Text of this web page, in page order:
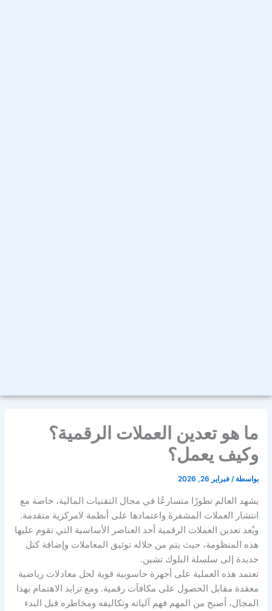
ما هو تعدين العملات الرقمية؟
وكيف يعمل؟
بواسطة/فبراير 26, 2026
يشهد العالم تطورًا متسارعًا في مجال التقنيات المالية، خاصة مع
انتشار العملات المشفرة واعتمادها على أنظمة لامركزية متقدمة.
ويُعد تعدين العملات الرقمية أحد العناصر الأساسية التي تقوم عليها
هذه المنظومة، حيث يتم من خلاله توثيق المعاملات وإضافة كتل
جديدة إلى سلسلة البلوك تشين.
تعتمد هذه العملية على أجهزة حاسوبية قوية لحل معادلات رياضية
معقدة مقابل الحصول على مكافآت رقمية. ومع تزايد الاهتمام بهذا
المجال، أصبح من المهم فهم آلياته وتكاليفه ومخاطره قبل البدء